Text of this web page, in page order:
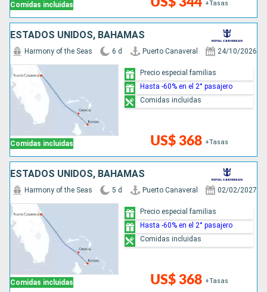
Comidas incluidas +Tasas
ESTADOS UNIDOS, BAHAMAS
Comidas incluidas
Harmony of the Seas 6 d Puerto Canaveral 24/10/2026
US$ 368 +Tasas
Precio especial familias
Hasta -60% en el 2° pasajero
Comidas incluidas
ESTADOS UNIDOS, BAHAMAS
Comidas incluidas
Harmony of the Seas 5 d Puerto Canaveral 02/02/2027
US$ 368 +Tasas
Precio especial familias
Hasta -60% en el 2° pasajero
Comidas incluidas